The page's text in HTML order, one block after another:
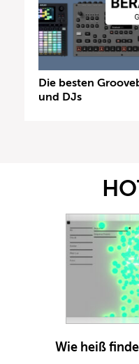
Die besten
und DJs
Wie heiß